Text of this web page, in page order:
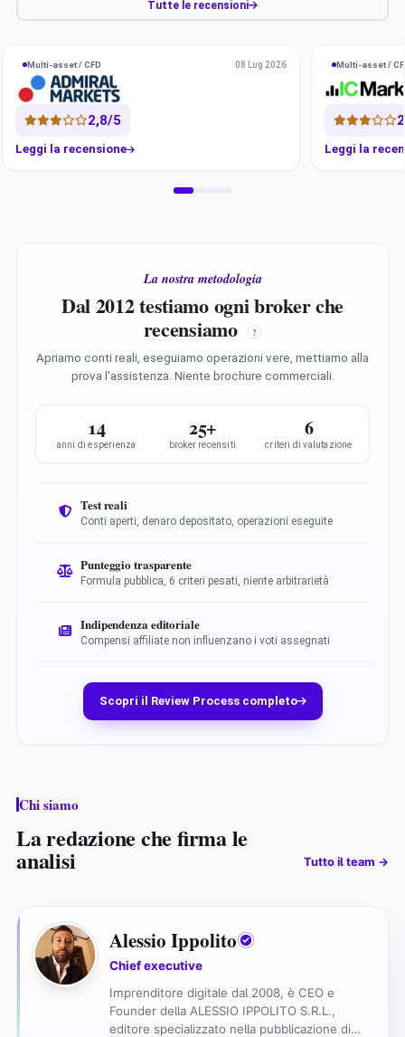
Tutte le recensioni
Multi-asset / CFD 08 Lug 2026
Admiral Markets
2,8/5
Leggi la recensione
Multi-asset /
IC Markets
Leggi la
La nostra metodologia
Dal 2012 testiamo ogni broker che
recensiamo ?
Apriamo conti reali, eseguiamo operazioni vere, mettiamo alla
prova l'assistenza. Niente brochure commerciali.
14
anni di esperienza
25+
broker recensiti
6
criteri di valutazione
Test reali
Conti aperti, denaro depositato, operazioni eseguite
Punteggio trasparente
Formula pubblica, 6 criteri pesati, niente arbitrarietà
Indipendenza editoriale
Compensi affiliate non influenzano i voti assegnati
Scopri il Review Process completo
Chi siamo
La redazione che firma le
analisi Tutto il team →
AI Alessio Ippolito
Chief executive
Imprenditore digitale dal 2008, è CEO e
Founder della ALESSIO IPPOLITO S.R.L.,
editore specializzato nella pubblicazione di